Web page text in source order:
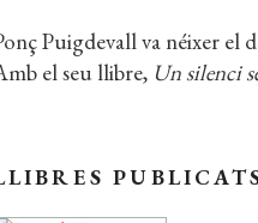
Puigdevall va néixer el
el seu llibre, Un silenci